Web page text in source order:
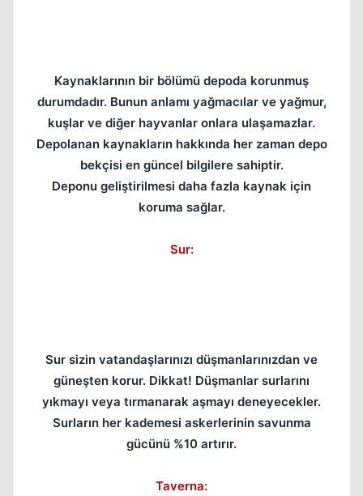
Kaynaklarının bir bölümü depoda korunmuş
durumdadır. Bunun anlamı yağmacılar ve yağmur,
kuşlar ve diğer hayvanlar onlara ulaşamazlar.
Depolanan kaynakların hakkında her zaman depo
bekçisi en güncel bilgilere sahiptir.
Deponu geliştirilmesi daha fazla kaynak için
koruma sağlar.
Sur:
Sur sizin vatandaşlarınızı düşmanlarınızdan ve
güneşten korur. Dikkat! Düşmanlar surlarını
yıkmayı veya tırmanarak aşmayı deneyecekler.
Surların her kademesi askerlerinin savunma
gücünü %10 artırır.
Taverna: